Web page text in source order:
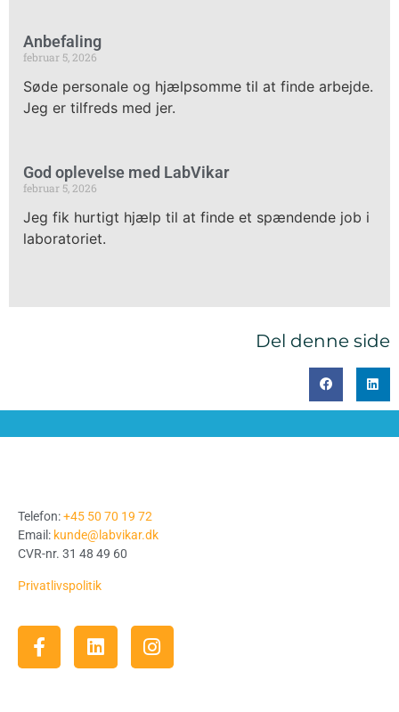
Anbefaling
februar 5, 2026
Søde personale og hjælpsomme til at finde arbejde.
Jeg er tilfreds med jer.
God oplevelse med LabVikar
februar 5, 2026
Jeg fik hurtigt hjælp til at finde et spændende job i
laboratoriet.
Del denne side
Telefon:+45 50 70 19 72
Email: kunde@labvikar.dk
CVR-nr. 31 48 49 60
Privatlivspolitik